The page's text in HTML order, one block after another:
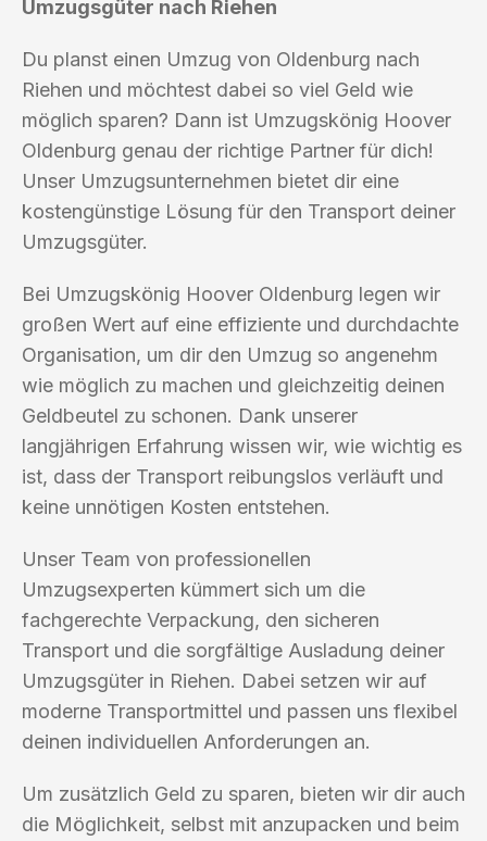
Umzugsgüter nach Riehen
Du planst einen Umzug von Oldenburg nach
Riehen und möchtest dabei so viel Geld wie
möglich sparen? Dann ist Umzugskönig Hoover
Oldenburg genau der richtige Partner für dich!
Unser Umzugsunternehmen bietet dir eine
kostengünstige Lösung für den Transport deiner
Umzugsgüter.
Bei Umzugskönig Hoover Oldenburg legen wir
großen Wert auf eine effiziente und durchdachte
Organisation, um dir den Umzug so angenehm
wie möglich zu machen und gleichzeitig deinen
Geldbeutel zu schonen. Dank unserer
langjährigen Erfahrung wissen wir, wie wichtig es
ist, dass der Transport reibungslos verläuft und
keine unnötigen Kosten entstehen.
Unser Team von professionellen
Umzugsexperten kümmert sich um die
fachgerechte Verpackung, den sicheren
Transport und die sorgfältige Ausladung deiner
Umzugsgüter in Riehen. Dabei setzen wir auf
moderne Transportmittel und passen uns flexibel
deinen individuellen Anforderungen an.
Um zusätzlich Geld zu sparen, bieten wir dir auch
die Möglichkeit, selbst mit anzupacken und beim